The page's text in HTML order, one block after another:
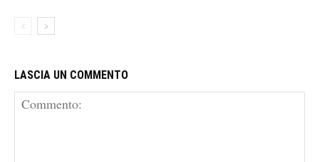
LASCIA UN COMMENTO